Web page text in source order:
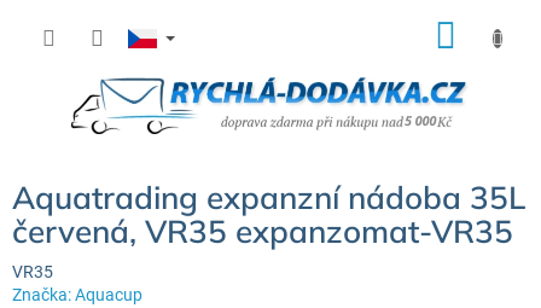
Aquatrading expanzní nádoba 35L
červená, VR35 expanzomat-VR35
VR35
Značka:Aquacup